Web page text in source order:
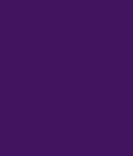
fiets naar haar werk, nu
auto.
en lang in de file staat.
die daardoor weer
moet doen.